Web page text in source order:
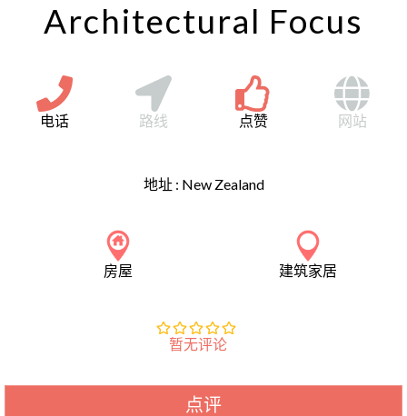
Architectural Focus
电话 路线 点赞 网站
地址 : New Zealand
房屋 建筑家居
暂无评论
点评